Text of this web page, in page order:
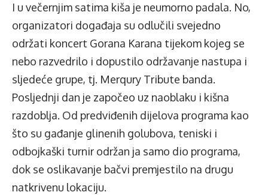
I u večernjim satima kiša je neumorno padala. No,
organizatori događaja su odlučili svejedno
održati koncert Gorana Karana tijekom kojeg se
nebo razvedrilo i dopustilo održavanje nastupa i
sljedeće grupe, tj. Merqury Tribute banda.
Posljednji dan je započeo uz naoblaku i kišna
razdoblja. Od predviđenih dijelova programa kao
što su gađanje glinenih golubova, teniski i
odbojkaški turnir održan ja samo dio programa,
dok se oslikavanje bačvi premjestilo na drugu
natkrivenu lokaciju.